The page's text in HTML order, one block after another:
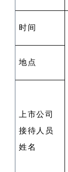
时间
地点
上市公司
接待人员
姓名